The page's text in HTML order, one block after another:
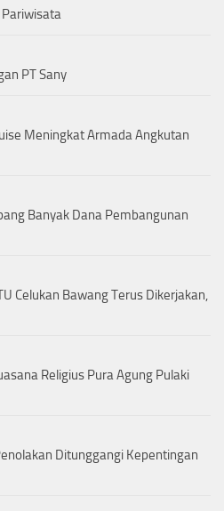
Pariwisata
PT Sany
Meningkat Armada Angkutan
Banyak Dana Pembangunan
Celukan Bawang Terus Dikerjakan,
Religius Pura Agung Pulaki
Ditunggangi Kepentingan